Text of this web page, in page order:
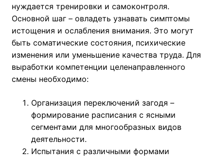
нуждается тренировки и самоконтроля.
Основной шаг – овладеть узнавать симптомы
истощения и ослабления внимания. Это могут
быть соматические состояния, психические
изменения или уменьшение качества труда. Для
выработки компетенции целенаправленного
смены необходимо:
Организация переключений загодя –
формирование расписания с ясными
сегментами для многообразных видов
деятельности.
Испытания с различными формами